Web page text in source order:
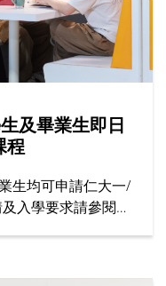
及畢業生即日
程
生均可申請仁大一/
入學要求請參閱招